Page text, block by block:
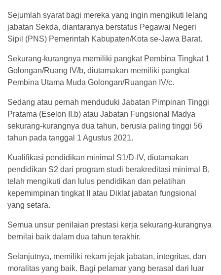
Sejumlah syarat bagi mereka yang ingin mengikuti lelang
jabatan Sekda, diantaranya berstatus Pegawai Negeri
Sipil (PNS) Pemerintah Kabupaten/Kota se-Jawa Barat.
Sekurang-kurangnya memiliki pangkat Pembina Tingkat 1
Golongan/Ruang IV/b, diutamakan memiliki pangkat
Pembina Utama Muda Golongan/Ruangan IV/c.
Sedang atau pernah menduduki Jabatan Pimpinan Tinggi
Pratama (Eselon II.b) atau Jabatan Fungsional Madya
sekurang-kurangnya dua tahun, berusia paling tinggi 56
tahun pada tanggal 1 Agustus 2021.
Kualifikasi pendidikan minimal S1/D-IV, diutamakan
pendidikan S2 dari program studi berakreditasi minimal B,
telah mengikuti dan lulus pendidikan dan pelatihan
kepemimpinan tingkat II atau Diklat jabatan fungsional
yang setara.
Semua unsur penilaian prestasi kerja sekurang-kurangnya
bernilai baik dalam dua tahun terakhir.
Selanjutnya, memiliki rekam jejak jabatan, integritas, dan
moralitas yang baik. Bagi pelamar yang berasal dari luar